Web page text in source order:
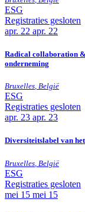
ESG
Registraties gesloten
apr. 22 apr. 22
Radical collaboration
onderneming
Bruxelles, België
ESG
Registraties gesloten
apr. 23 apr. 23
Diversiteitslabel van
Bruxelles België
ESG
Registraties gesloten
mei 15 mei 15